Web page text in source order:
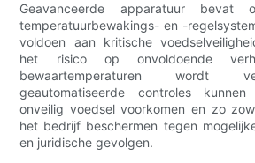
Geavanceerde apparatuur bevat
temperatuurbewakings- en -
voldoen aan kritische
het risico op onvoldoende
bewaartemperaturen wordt
geautomatiseerde controles
onveilig voedsel voorkomen en zo
het bedrijf beschermen tegen
en juridische gevolgen.